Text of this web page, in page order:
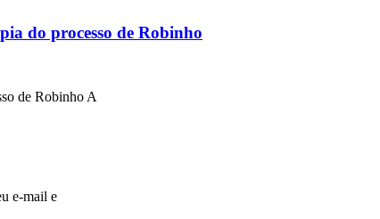
do processo de Robinho
de Robinho A
e-mail e